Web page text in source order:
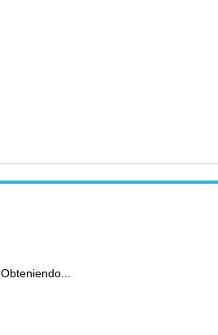
Obteniendo...